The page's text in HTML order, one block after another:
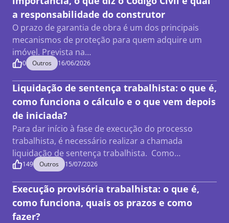
a responsabilidade do construtor
O prazo de garantia de obra é um dos principais
mecanismos de proteção para quem adquire um
imóvel. Prevista na…
0 Outros 16/06/2026
Liquidação de sentença trabalhista: o que é,
como funciona o cálculo e o que vem depois
de iniciada?
Para dar início à fase de execução do processo
trabalhista, é necessário realizar a chamada
liquidação de sentença trabalhista. Como…
149 Outros 15/07/2026
Execução provisória trabalhista: o que é,
como funciona, quais os prazos e como
fazer?